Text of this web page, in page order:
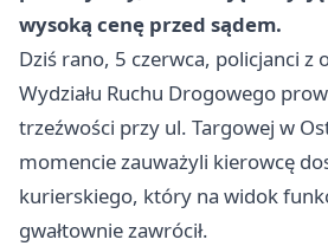
wysoką cenę przed sądem.
Dziś rano, 5 czerwca, policjanci z
Wydziału Ruchu Drogowego
trzeźwości przy ul. Targowej w
momencie zauważyli kierowcę
kurierskiego, który na widok
gwałtownie zawrócił.